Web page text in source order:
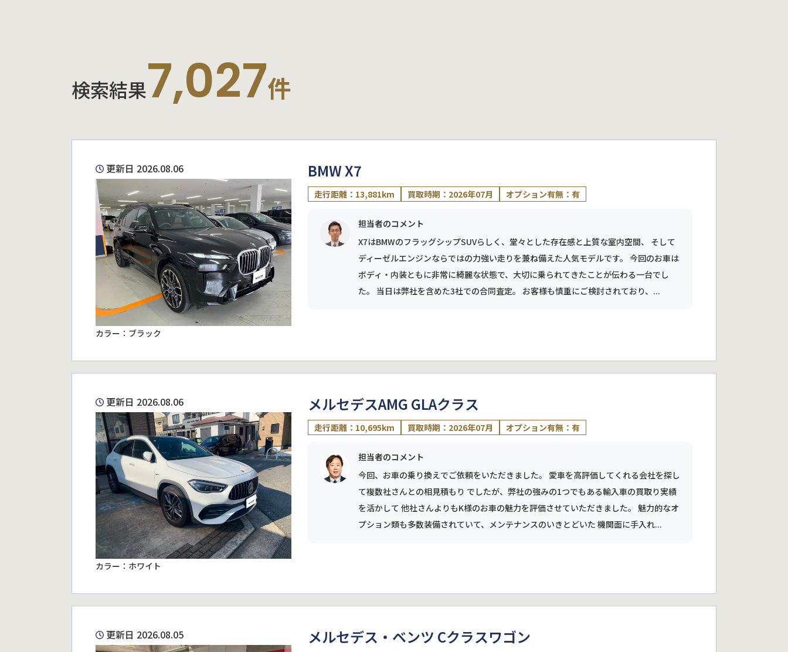
検索結果7,027件
更新日 2026.08.06
カラー：ブラック
BMW X7
走行距離：13,881km 買取時期：2026年07月 オプション有無：有
担当者のコメント
X7はBMWのフラッグシップSUVらしく、堂々とした存在感と上質な室内空間、 そして
ディーゼルエンジンならではの力強い走りを兼ね備えた人気モデルです。 今回のお車は
ボディ・内装ともに非常に綺麗な状態で、大切に乗られてきたことが伝わる一台でし
た。 当日は弊社を含めた3社での合同査定。 お客様も慎重にご検討されており、...
更新日 2026.08.06
カラー：ホワイト
メルセデスAMG GLAクラス
走行距離：10,695km 買取時期：2026年07月 オプション有無：有
担当者のコメント
今回、お車の乗り換えでご依頼をいただきました。 愛車を高評価してくれる会社を探し
て複数社さんとの相見積もり でしたが、弊社の強みの1つでもある輸入車の買取り実績
を活かして 他社さんよりもK様のお車の魅力を評価させていただきました。 魅力的なオ
プション類も多数装備されていて、メンテナンスのいきとどいた 機関面に手入れ...
更新日 2026.08.05 メルセデス・ベンツ Cクラスワゴン